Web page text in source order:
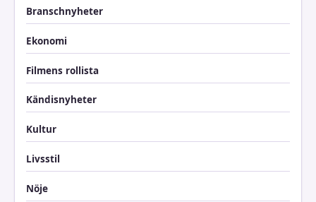
Branschnyheter
Ekonomi
Filmens rollista
Kändisnyheter
Kultur
Livsstil
Nöje